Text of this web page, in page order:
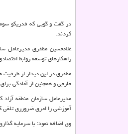
در گفت و گویی که فدریکو
کردند.
غلامحسین مظفری مدیرعامل
راهکارهای توسعه روابط
مظفری در این دیدار از
خارجی و همچنین از آمادگی
مدیرعامل سازمان منطقه
آموزشی را امری ضرورری تلقی
وی اضافه نمود: با سرمايه